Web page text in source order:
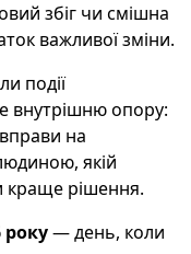
збіг чи смішна
важливої зміни.
події
внутрішню опору:
вправи на
якій
краще рішення.
року— день, коли